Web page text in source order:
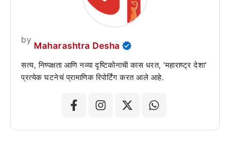
by
Maharashtra Desha
सत्य, निष्पक्षता आणि नव्या दृष्टिकोनाची कास धरत, 'महाराष्ट्र देशा'
प्रत्येक घटनेचं प्रामाणिक रिपोर्टिंग करत आले आहे.